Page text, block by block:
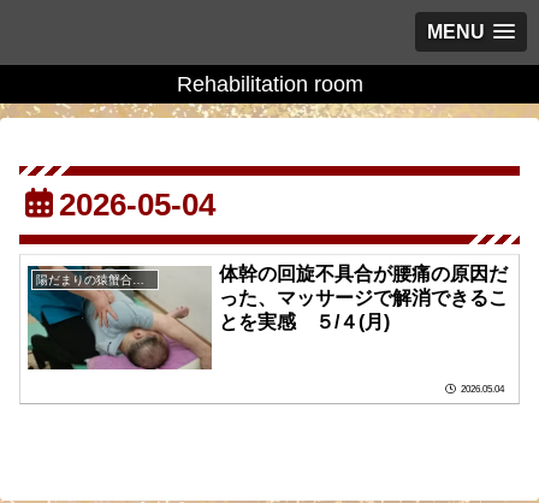
MENU
Rehabilitation room
2026-05-04
陽だまりの猿蟹合戦の庭に
体幹の回旋不具合が腰痛の原因だ
った、マッサージで解消できるこ
とを実感 ５/４(月)
2026.05.04